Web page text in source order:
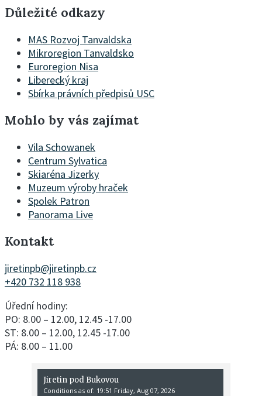
Důležité odkazy
MAS Rozvoj Tanvaldska
Mikroregion Tanvaldsko
Euroregion Nisa
Liberecký kraj
Sbírka právních předpisů USC
Mohlo by vás zajímat
Vila Schowanek
Centrum Sylvatica
Skiaréna Jizerky
Muzeum výroby hraček
Spolek Patron
Panorama Live
Kontakt
jiretinpb@jiretinpb.cz
+420 732 118 938
Úřední hodiny:
PO: 8.00 – 12.00, 12.45 -17.00
ST: 8.00 – 12.00, 12.45 -17.00
PÁ: 8.00 – 11.00